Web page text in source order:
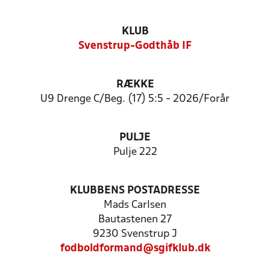
KLUB
Svenstrup-Godthåb IF
RÆKKE
U9 Drenge C/Beg. (17) 5:5 - 2026/Forår
PULJE
Pulje 222
KLUBBENS POSTADRESSE
Mads Carlsen
Bautastenen 27
9230 Svenstrup J
fodboldformand@sgifklub.dk